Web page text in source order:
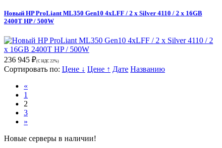
Новый HP ProLiant ML350 Gen10 4xLFF / 2 x Silver 4110 / 2 x 16GB
2400T HP / 500W
236 945 ₽(С НДС 22%)
Сортировать по: Цене ↓ Цене ↑ Дате Названию
«
1
2
3
»
Новые серверы в наличии!